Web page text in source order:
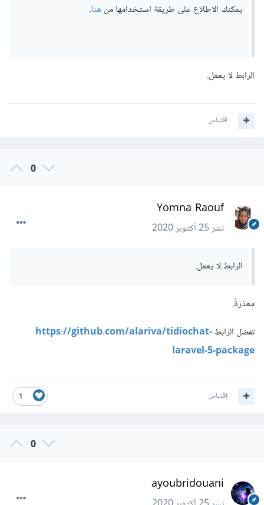
يمكنك الاطلاع على طريقة استخدامها منهنا.
الرابط لا يعمل.
اقتباس
0
Yomna Raouf
نشر25 أكتوبر 2020
الرابط لا يعمل.
معذرةً.
تفضل الرابطhttps://github.com/alariva/tidiochat-
laravel-5-package
1 اقتباس
0
ayoubridouani